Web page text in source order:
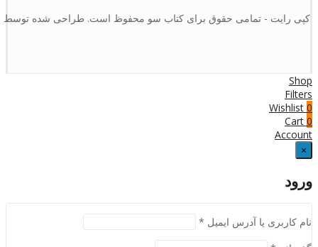
کپی رایت - تمامی حقوق برای کتاب سو محفوظ است. طراحی شده
Shop
Filters
0
Wishlist
0
Cart
Account
×
ورود
نام کاربری یا آدرس ایمیل *